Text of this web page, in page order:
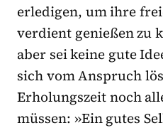
erledigen, um ihre
verdient genießen zu
aber sei keine gute
sich vom Anspruch
Erholungszeit noch
müssen: »Ein gutes